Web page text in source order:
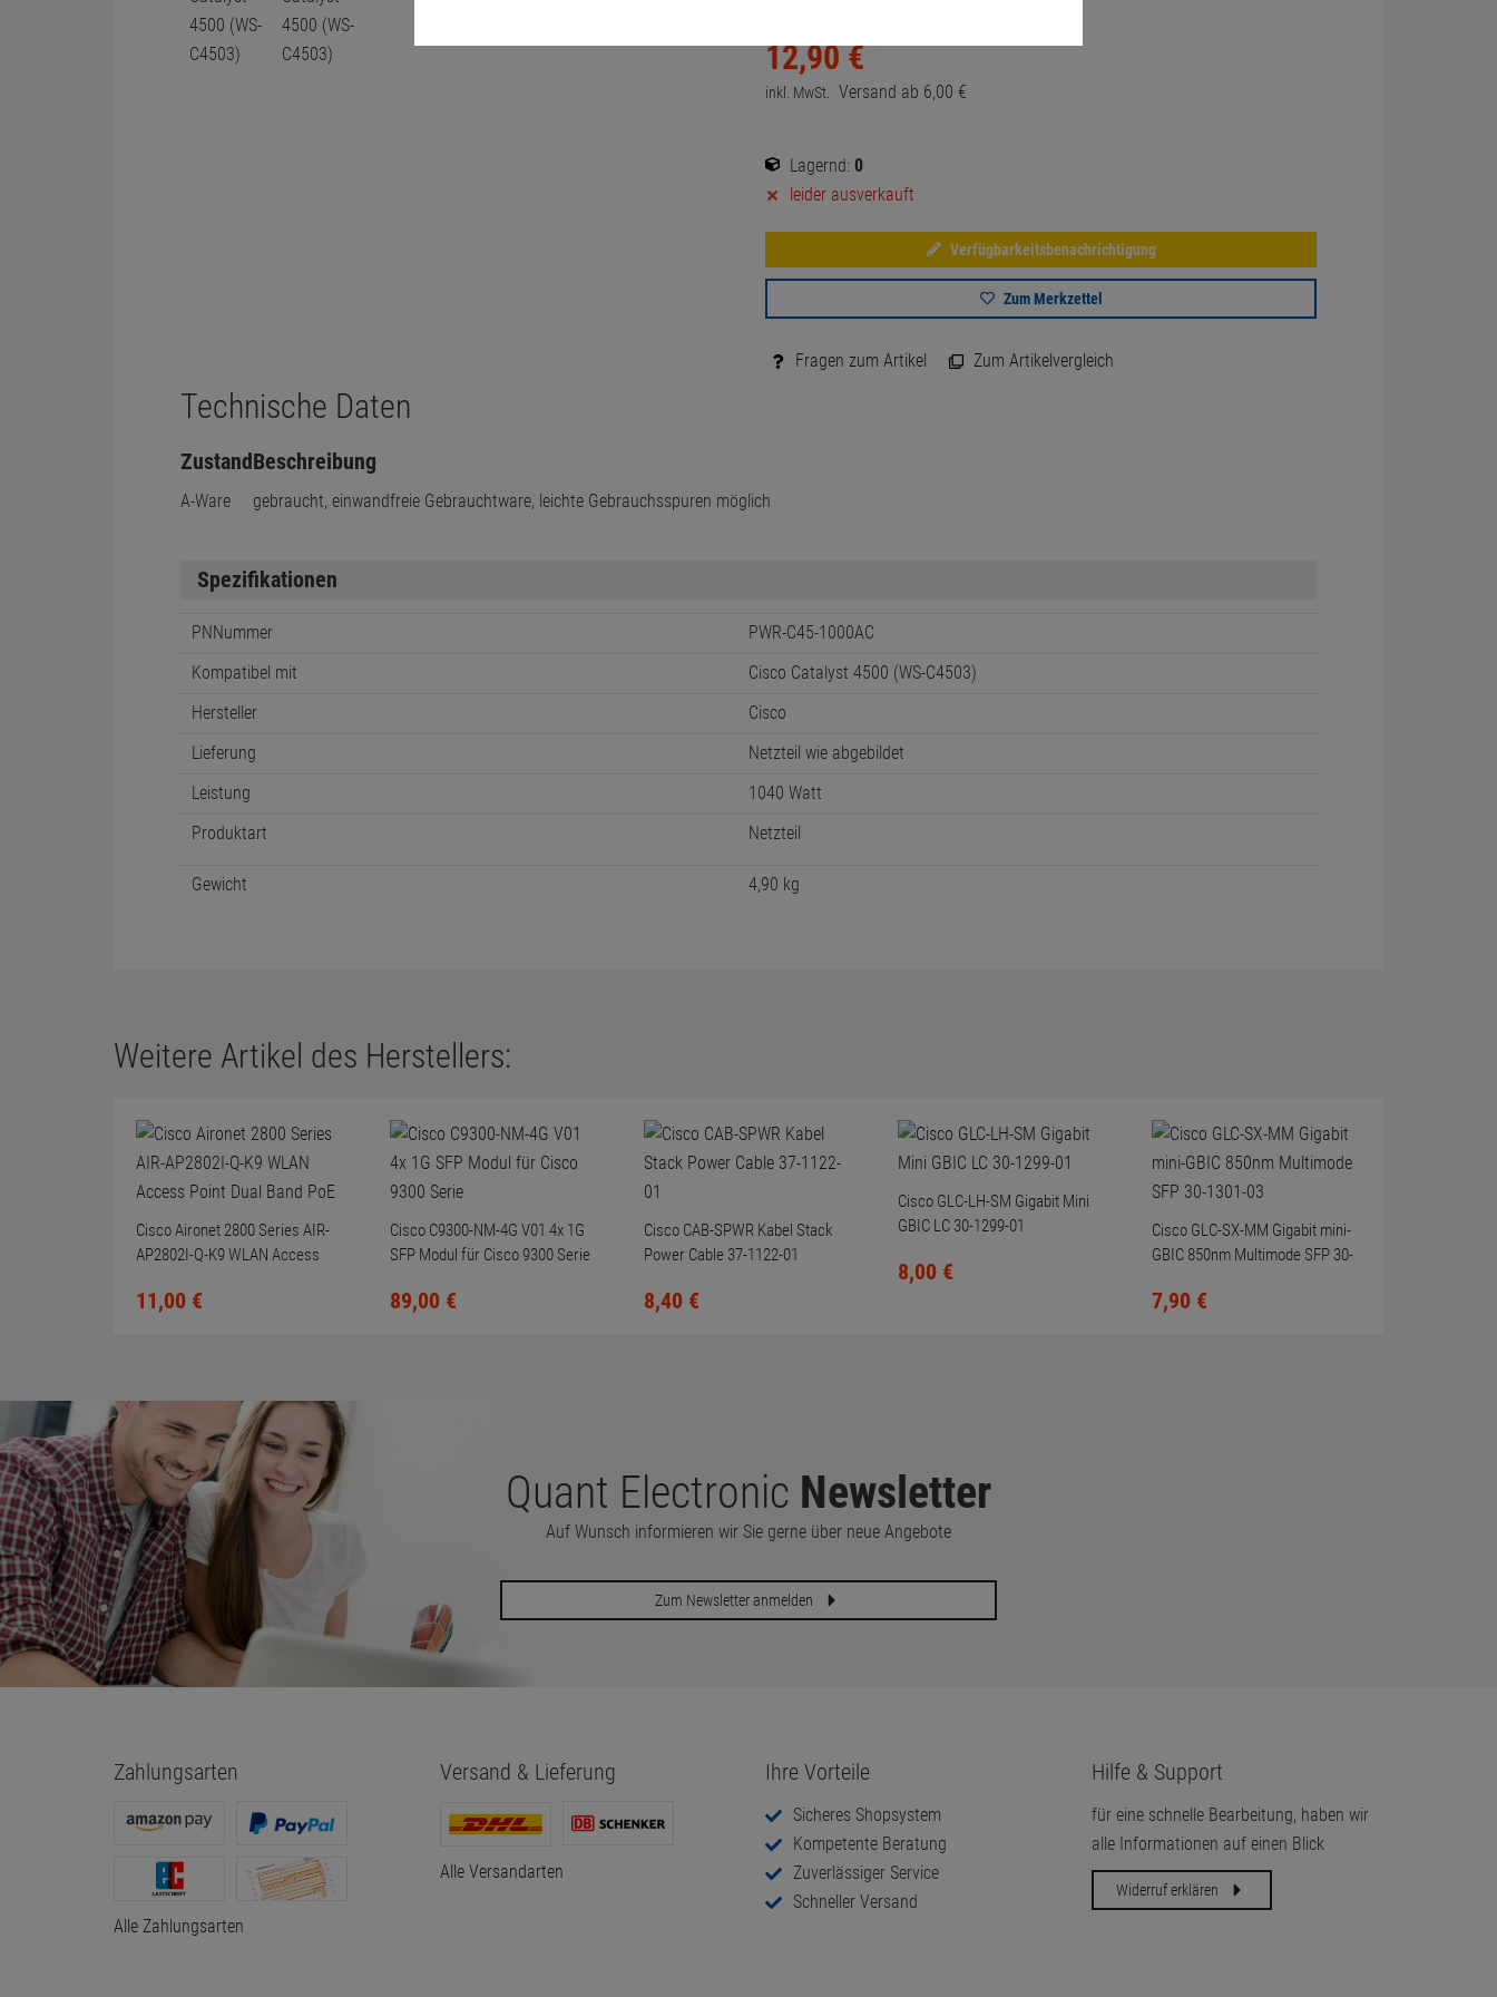
12,90 €
inkl. MwSt. Versand ab 6,00 €
Lagernd: 0
leider ausverkauft
Verfügbarkeitsbenachrichtigung
Zum Merkzettel
Fragen zum Artikel Zum Artikelvergleich
Technische Daten
Zustand
A-Ware
Beschreibung
gebraucht, einwandfreie Gebrauchtware, leichte Gebrauchsspuren möglich
Spezifikationen
PNNummer
PWR-C45-1000AC
Kompatibel mit
Cisco Catalyst 4500 (WS-C4503)
Hersteller
Cisco
Lieferung
Netzteil wie abgebildet
Leistung
1040 Watt
Produktart
Netzteil
Gewicht 4,90 kg
Weitere Artikel des Herstellers:
Cisco Aironet 2800 Series AIR-
AP2802I-Q-K9 WLAN Access
11,00 €
Cisco C9300-NM-4G V01 4x 1G
SFP Modul für Cisco 9300 Serie
89,00 €
Cisco CAB-SPWR Kabel Stack
Power Cable 37-1122-01
8,40 €
Cisco GLC-LH-SM Gigabit Mini
GBIC LC 30-1299-01
8,00 €
Cisco GLC-SX-MM Gigabit mini-
GBIC 850nm Multimode SFP 30-
7,90 €
Quant Electronic Newsletter
Auf Wunsch informieren wir Sie gerne über neue Angebote
Zum Newsletter anmelden
Zahlungsarten
Alle Zahlungsarten
Versand & Lieferung
Alle Versandarten
Ihre Vorteile
Sicheres Shopsystem
Kompetente Beratung
Zuverlässiger Service
Schneller Versand
Hilfe & Support
für eine schnelle Bearbeitung, haben wir
alle Informationen auf einen Blick
Widerruf erklären